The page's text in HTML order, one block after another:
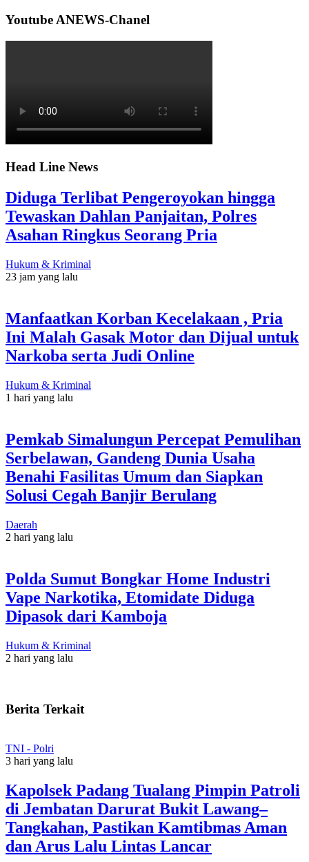
Youtube ANEWS-Chanel
Head Line News
Diduga Terlibat Pengeroyokan hingga
Tewaskan Dahlan Panjaitan, Polres
Asahan Ringkus Seorang Pria
Hukum & Kriminal
23 jam yang lalu
Manfaatkan Korban Kecelakaan , Pria
Ini Malah Gasak Motor dan Dijual untuk
Narkoba serta Judi Online
Hukum & Kriminal
1 hari yang lalu
Pemkab Simalungun Percepat Pemulihan
Serbelawan, Gandeng Dunia Usaha
Benahi Fasilitas Umum dan Siapkan
Solusi Cegah Banjir Berulang
Daerah
2 hari yang lalu
Polda Sumut Bongkar Home Industri
Vape Narkotika, Etomidate Diduga
Dipasok dari Kamboja
Hukum & Kriminal
2 hari yang lalu
Berita Terkait
TNI - Polri
3 hari yang lalu
Kapolsek Padang Tualang Pimpin Patroli
di Jembatan Darurat Bukit Lawang–
Tangkahan, Pastikan Kamtibmas Aman
dan Arus Lalu Lintas Lancar